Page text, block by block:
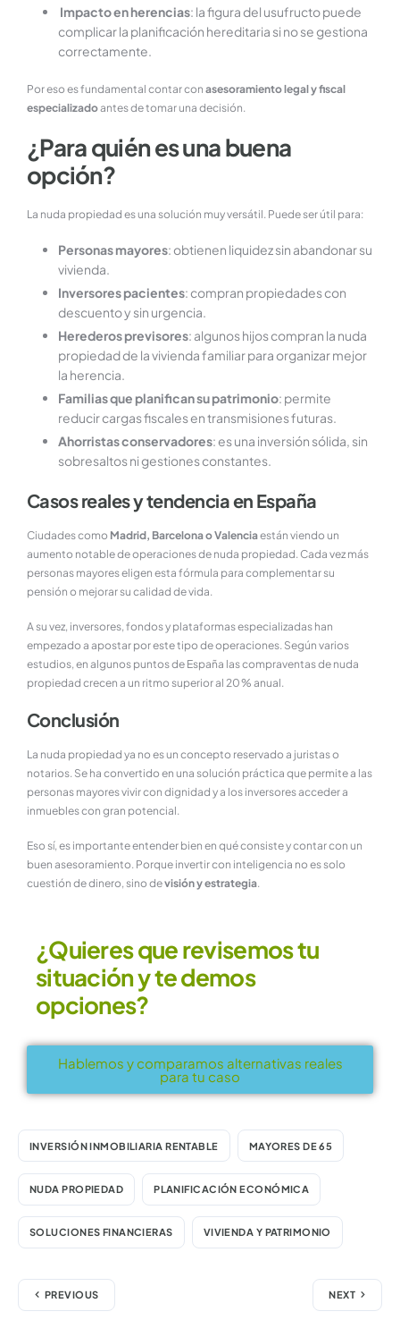
Impacto en herencias: la figura del usufructo puede
complicar la planificación hereditaria si no se gestiona
correctamente.
Por eso es fundamental contar con asesoramiento legal y fiscal
especializadoantes de tomar una decisión.
¿Para quién es una buena
opción?
La nuda propiedad es una solución muy versátil. Puede ser útil para:
Personas mayores: obtienen liquidez sin abandonar su
vivienda.
Inversores pacientes: compran propiedades con
descuento y sin urgencia.
Herederos previsores: algunos hijos compran la nuda
propiedad de la vivienda familiar para organizar mejor
la herencia.
Familias que planifican su patrimonio: permite
reducir cargas fiscales en transmisiones futuras.
Ahorristas conservadores: es una inversión sólida, sin
sobresaltos ni gestiones constantes.
Casos reales y tendencia en España
Ciudades como Madrid, Barcelona o Valenciaestán viendo un
aumento notable de operaciones de nuda propiedad. Cada vez más
personas mayores eligen esta fórmula para complementar su
pensión o mejorar su calidad de vida.
A su vez, inversores, fondos y plataformas especializadas han
empezado a apostar por este tipo de operaciones. Según varios
estudios, en algunos puntos de España las compraventas de nuda
propiedad crecen a un ritmo superior al 20 % anual.
Conclusión
La nuda propiedad ya no es un concepto reservado a juristas o
notarios. Se ha convertido en una solución práctica que permite a las
personas mayores vivir con dignidad y a los inversores acceder a
inmuebles con gran potencial.
Eso sí, es importante entender bien en qué consiste y contar con un
buen asesoramiento. Porque invertir con inteligencia no es solo
cuestión de dinero, sino devisión y estrategia.
¿Quieres que revisemos tu
situación y te demos
opciones?
Hablemos y comparamos alternativas reales
para tu caso
INVERSIÓN INMOBILIARIA RENTABLE MAYORES DE 65
NUDA PROPIEDAD PLANIFICACIÓN ECONÓMICA
SOLUCIONES FINANCIERAS VIVIENDA Y PATRIMONIO
PREVIOUS NEXT